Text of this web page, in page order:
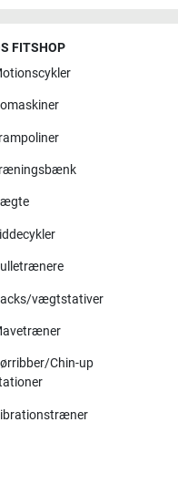
FITSHOP
vægtstativer
Chin-up